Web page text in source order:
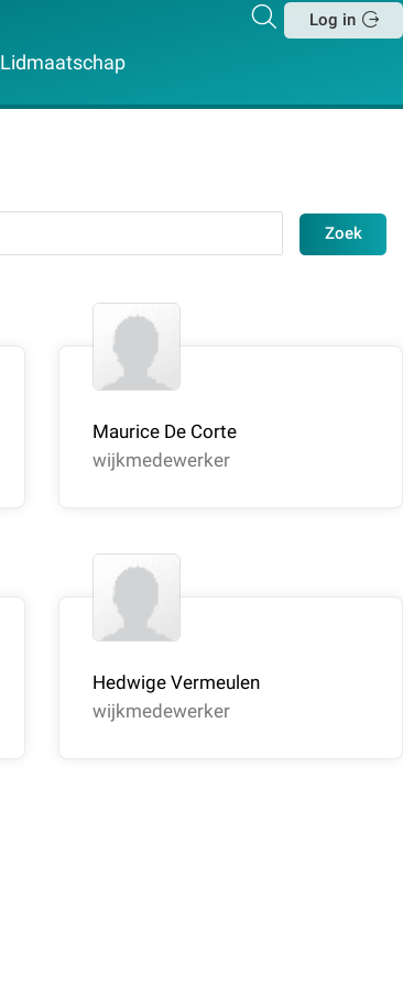
Zoeken
Log in
Lidmaatschap
Zoek
Maurice De Corte
wijkmedewerker
Hedwige Vermeulen
wijkmedewerker